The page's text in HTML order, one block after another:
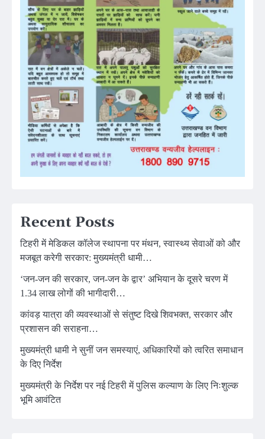
Recent Posts
टिहरी में मेडिकल कॉलेज स्थापना पर मंथन, स्वास्थ्य सेवाओं को और
मजबूत करेगी सरकार: मुख्यमंत्री धामी…
‘जन-जन की सरकार, जन-जन के द्वार’ अभियान के दूसरे चरण में
1.34 लाख लोगों की भागीदारी…
कांवड़ यात्रा की व्यवस्थाओं से संतुष्ट दिखे शिवभक्त, सरकार और
प्रशासन की सराहना…
मुख्यमंत्री धामी ने सुनीं जन समस्याएं, अधिकारियों को त्वरित समाधान
के दिए निर्देश
मुख्यमंत्री के निर्देश पर नई टिहरी में पुलिस कल्याण के लिए निःशुल्क
भूमि आवंटित